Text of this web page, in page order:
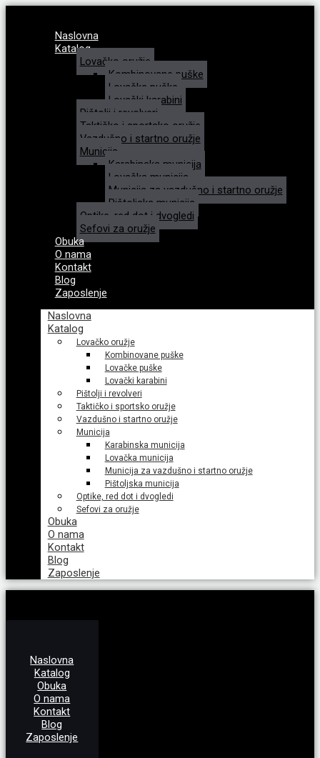
Naslovna
Katalog
Lovačko oružje
Kombinovane puške
Lovačke puške
Lovački karabini
Pištolji i revolveri
Taktičko i sportsko oružje
Vazdušno i startno oružje
Municija
Karabinska municija
Lovačka municija
Municija za vazdušno i startno oružje
Pištoljska municija
Optike, red dot i dvogledi
Sefovi za oružje
Obuka
O nama
Kontakt
Blog
Zaposlenje
Naslovna
Katalog
Lovačko oružje
Kombinovane puške
Lovačke puške
Lovački karabini
Pištolji i revolveri
Taktičko i sportsko oružje
Vazdušno i startno oružje
Municija
Karabinska municija
Lovačka municija
Municija za vazdušno i startno oružje
Pištoljska municija
Optike, red dot i dvogledi
Sefovi za oružje
Obuka
O nama
Kontakt
Blog
Zaposlenje
Naslovna
Katalog
Obuka
O nama
Kontakt
Blog
Zaposlenje